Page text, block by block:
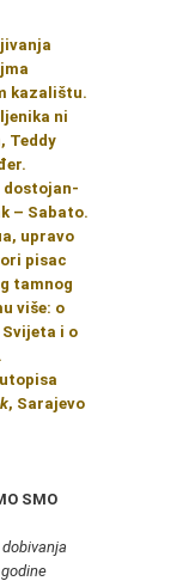
ka­zalištu.
ni
Teddy
dostojan­
– Sabato.
upravo
pisac
tamnog
više: o
i o
, Sarajevo
SMO